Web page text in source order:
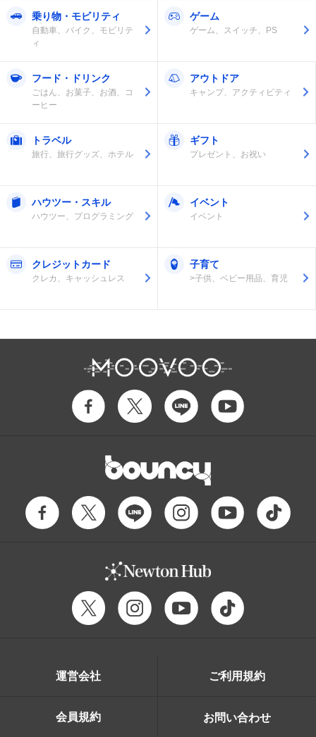
乗り物・モビリティ
自動車、バイク、モビリテ
ィ
ゲーム
ゲーム、スイッチ、PS
フード・ドリンク
ごはん、お菓子、お酒、コ
ーヒー
アウトドア
キャンプ、アクティビティ
トラベル
旅行、旅行グッズ、ホテル
ギフト
プレゼント、お祝い
ハウツー・スキル
ハウツー、プログラミング
イベント
イベント
クレジットカード
クレカ、キャッシュレス
子育て
>子供、ベビー用品、育児
運営会社 ご利用規約
会員規約 お問い合わせ